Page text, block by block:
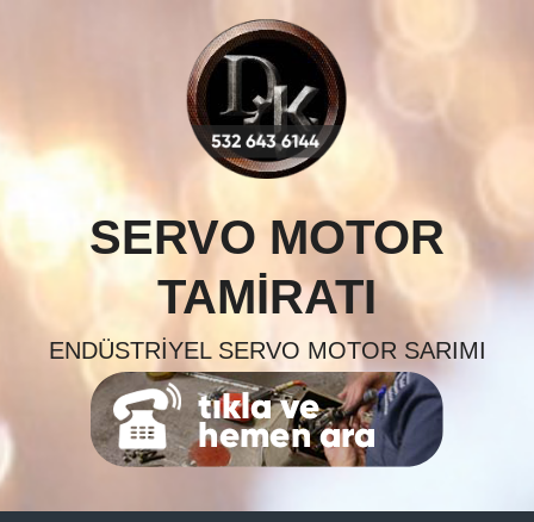
SERVO MOTOR
TAMIRATI
ENDÜSTRIYEL SERVO MOTOR SARIMI